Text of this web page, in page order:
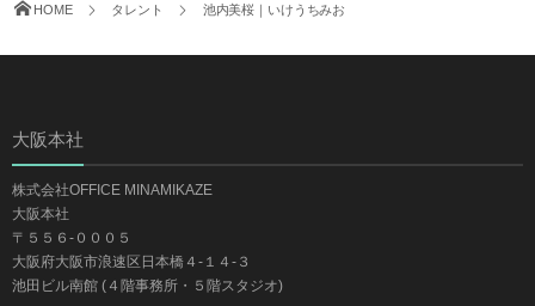
HOME タレント 池内美桜｜いけうちみお
大阪本社
株式会社OFFICE MINAMIKAZE
大阪本社
〒５５６-０００５
大阪府大阪市浪速区日本橋４-１４-３
池田ビル南館 (４階事務所・５階スタジオ)